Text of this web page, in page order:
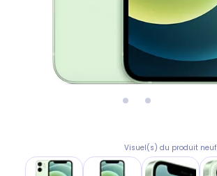
Visuel(s) du produit neuf